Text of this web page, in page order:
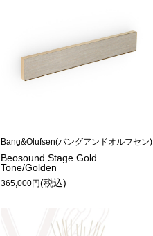
Bang&Olufsen(バングアンドオルフセン)
Beosound Stage Gold
Tone/Golden
365,000円(税込)